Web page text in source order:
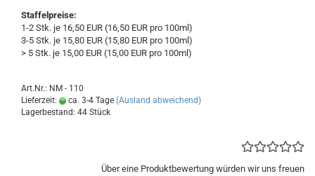
Staffelpreise:
1-2 Stk. je 16,50 EUR (16,50 EUR pro 100ml)
3-5 Stk. je 15,80 EUR (15,80 EUR pro 100ml)
> 5 Stk. je 15,00 EUR (15,00 EUR pro 100ml)
Art.Nr.: NM - 110
Lieferzeit:
ca. 3-4 Tage (Ausland abweichend)
Lagerbestand: 44 Stück
Über eine Produktbewertung würden wir uns freuen